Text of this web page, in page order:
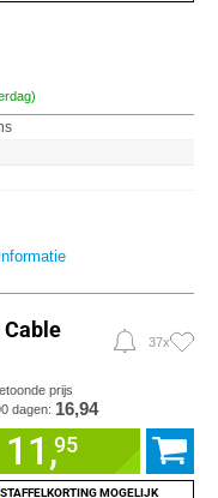
Cable
37x
prijs
dagen: 16,94
11,95
STAFFELKORTING MOGELIJK